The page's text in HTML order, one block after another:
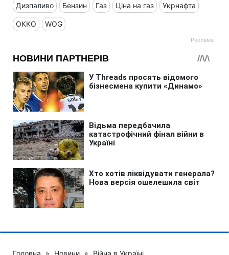
Дизпаливо Бензин Газ Ціна на газ Укрнафта
ОККО WOG
Головна » Новини » Війна в Україні